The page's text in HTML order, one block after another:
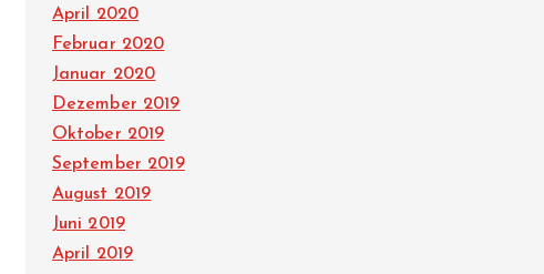
April 2020
Februar 2020
Januar 2020
Dezember 2019
Oktober 2019
September 2019
August 2019
Juni 2019
April 2019